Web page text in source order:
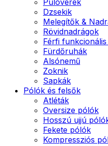
Dzsekik
Melegítők &
Rövidnadrágok
Férfi
Fürdőruhák
Alsónemű
Zoknik
Sapkák
Pólók és felsők
Atléták
Oversize pólók
Hosszú ujjú
Fekete pólók
Kompressziós